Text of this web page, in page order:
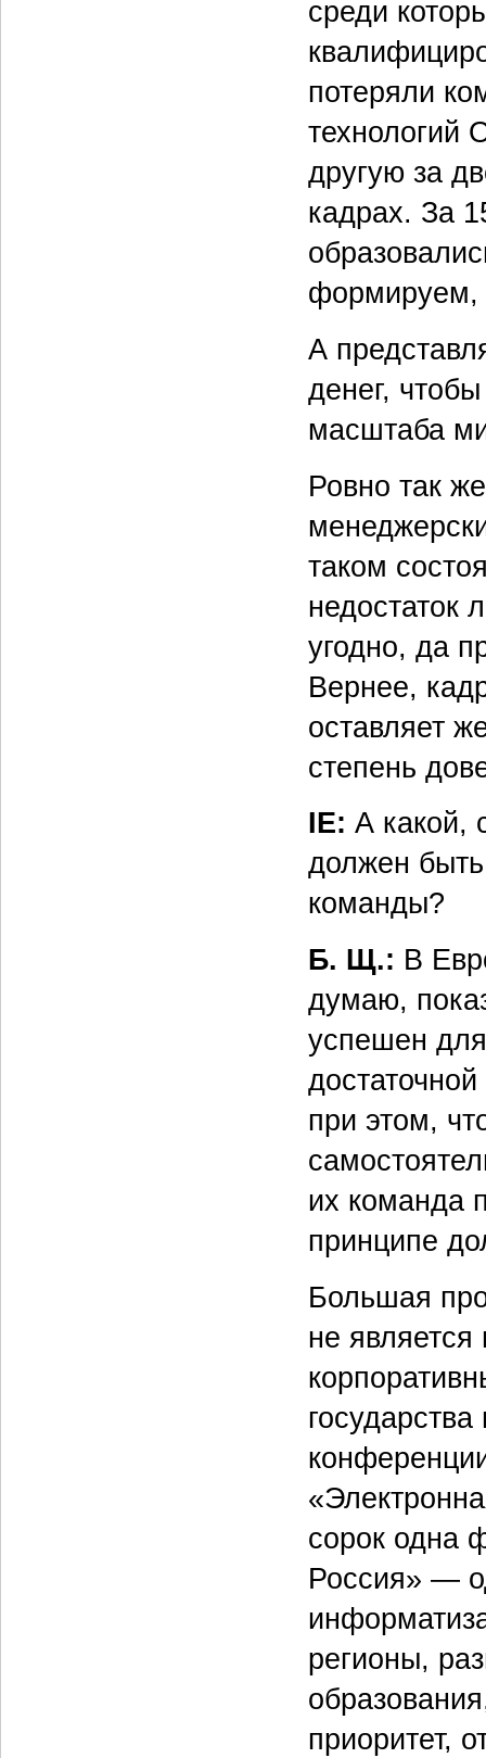
среди
потеряли
технологий
другую за
кадрах. За
формируем,
А
денег,
масштаба
Ровно так
таком
недостаток
угодно, да
Вернее,
оставляет
степень
IE: А какой,
должен
команды?
Б. Щ.: В
думаю,
успешен
при этом,
их команда
принципе
Большая
не
сорок одна
Россия» —
регионы,
приоритет,